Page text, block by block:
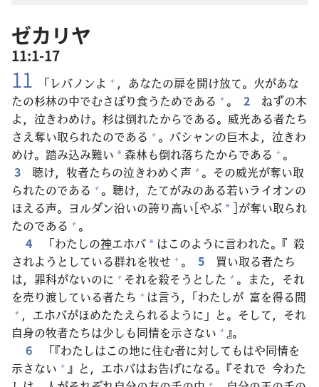
の
書
名
ゼカリヤ
11:1-17
11 「レバノンよ + ，あなたの扉を開け放て。 火があな
たの杉林の中でむさぼり食うためである + 。 2 ねずの木
よ， 泣きわめけ。 杉は倒れたからである。 威光ある者たち
さえ奪い取られたのである + 。バシャンの巨木よ， 泣きわ
めけ。 踏み込み難い * 森林も倒れ落ちたからである + 。
3
聴け， 牧者たちの泣きわめく 声 + 。その威光が奪い取
られたのである + 。 聴け，たてがみのある若いライオンの
ほえる声。ヨルダン沿いの誇り高い[やぶ * ]が奪い取られ
たのである + 。
4
「わたしの神エホバ * はこのように言われた。『 殺
されようとしている群れを牧せ + 。 5 買い取る者たち
は， 罪科がないのに + それを殺そうとした + 。また，それ
を売り渡している者たち + は言う，「わたしが 富を得る間
+ ，エホバがほめたたえられるように」と。そして，それ
自身の牧者たちは少しも同情を示さない + 』。
6
「『わたしはこの地に住む者に対してもはや同情を
示さない + 』と，エホバはお告げになる。『それで 今わた
+